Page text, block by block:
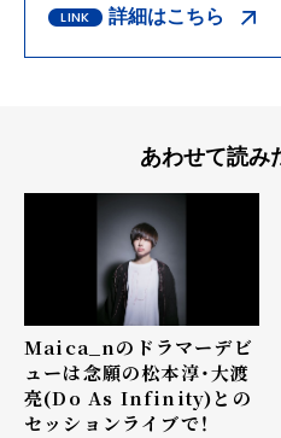
詳細はこちら
あわせて読み
Maica_nのドラマーデビ
ューは念願の松本淳・大渡
亮(Do As Infinity)との
セッションライブで！